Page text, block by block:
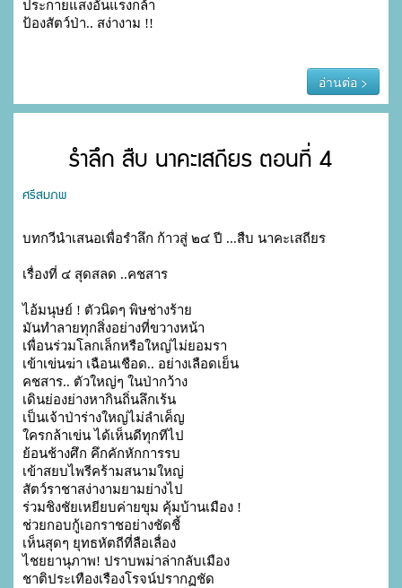
ประกายแสงอันแรงกล้า
ป้องสัตว์ป่า.. สง่างาม !!
อ่านต่อ >
รำลึก สืบ นาคะเสถียร ตอนที่ 4
ศรีสมภพ
บทกวีนำเสนอเพื่อรำลึก ก้าวสู่ ๒๔ ปี ...สืบ นาคะเสถียร
เรื่องที่ ๔ สุดสลด ..คชสาร
ไอ้มนุษย์ ! ตัวนิดๆ พิษช่างร้าย
มันทำลายทุกสิ่งอย่างที่ขวางหน้า
เพื่อนร่วมโลกเล็กหรือใหญ่ไม่ยอมรา
เข้าเข่นฆ่า เฉือนเชือด.. อย่างเลือดเย็น
คชสาร.. ตัวใหญ่ๆ ในป่ากว้าง
เดินย่องย่างหากินถิ่นลึกเร้น
เป็นเจ้าป่าร่างใหญ่ไม่ลำเค็ญ
ใครกล้าเข่น ได้เห็นดีทุกทีไป
ย้อนช้างศึก คึกคักหักการรบ
เข้าสยบไพรีคร้ามสนามใหญ่
สัตว์ราชาสง่างามยามย่างไป
ร่วมชิงชัยเหยียบค่ายขุม คุ้มบ้านเมือง !
ช่วยกอบกู้เอกราชอย่างชัดชี้
เห็นสุดๆ ยุทธหัตถีที่ลือเลื่อง
ไชยยานุภาพ! ปราบพม่าล่ากลับเมือง
ชาติประเทืองเรืองโรจน์ปรากฏชัด